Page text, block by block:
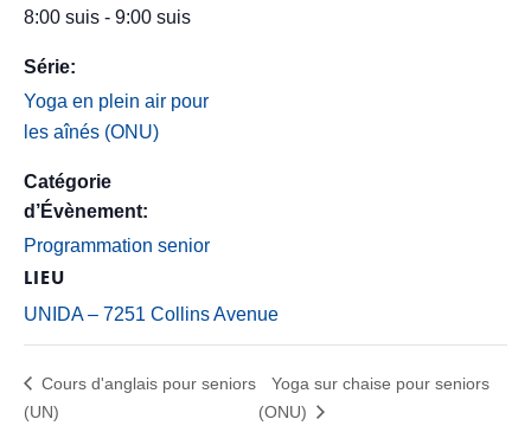
8:00 suis - 9:00 suis
Série:
Yoga en plein air pour
les aînés (ONU)
Catégorie
d’Évènement:
Programmation senior
LIEU
UNIDA – 7251 Collins Avenue
Cours d'anglais pour seniors
(UN)
Yoga sur chaise pour seniors
(ONU)